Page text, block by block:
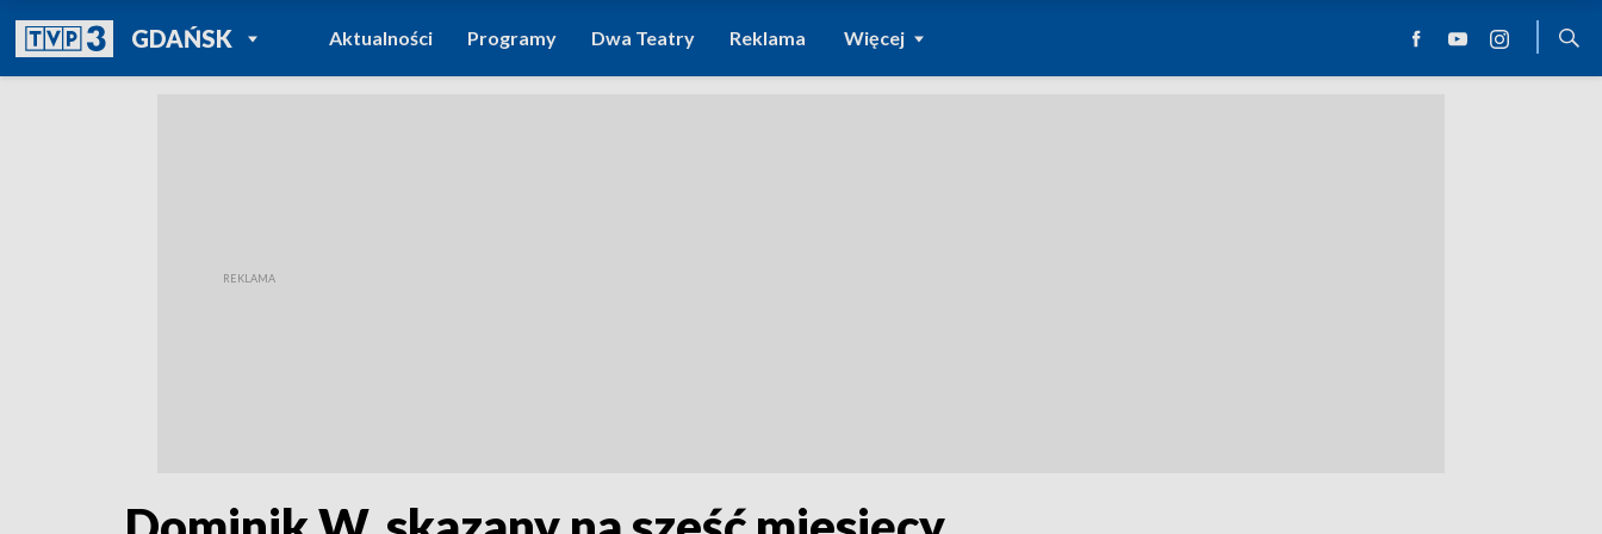
GDAŃSKPOWRÓT DO
TVP REGIONY
Aktualności Programy Dwa Teatry Reklama Więcej